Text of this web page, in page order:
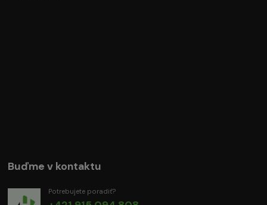
Buďme v kontaktu
Potrebujete poradiť?